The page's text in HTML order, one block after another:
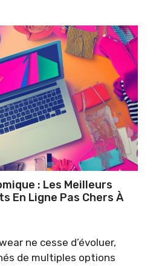
: Les Meilleurs
En Ligne Pas Chers À
ne cesse d’évoluer,
de multiples options